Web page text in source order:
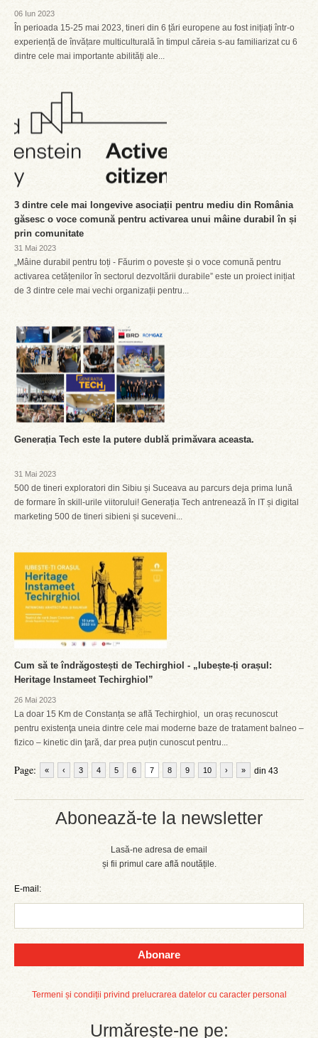
Abonează-te la newsletter
Lasă-ne adresa de email
și fii primul care află noutățile.
E-mail:
Abonare
Termeni și condiții privind prelucrarea datelor cu caracter personal
Urmărește-ne pe:
06 Iun 2023
În perioada 15-25 mai 2023, tineri din 6 țări europene au fost inițiați într-o
experiență de învățare multiculturală în timpul căreia s-au familiarizat cu 6
dintre cele mai importante abilități ale...
3 dintre cele mai longevive asociații pentru mediu din România
găsesc o voce comună pentru activarea unui mâine durabil în și
prin comunitate
31 Mai 2023
„Mâine durabil pentru toți - Făurim o poveste și o voce comună pentru
activarea cetățenilor în sectorul dezvoltării durabile” este un proiect inițiat
de 3 dintre cele mai vechi organizații pentru...
Generația Tech este la putere dublă primăvara aceasta.
31 Mai 2023
500 de tineri exploratori din Sibiu și Suceava au parcurs deja prima lună
de formare în skill-urile viitorului! Generația Tech antrenează în IT și digital
marketing 500 de tineri sibieni și suceveni...
Cum să te îndrăgostești de Techirghiol - „Iubește-ți orașul:
Heritage Instameet Techirghiol”
26 Mai 2023
La doar 15 Km de Constanța se află Techirghiol, un oraș recunoscut
pentru existenţa uneia dintre cele mai moderne baze de tratament balneo –
fizico – kinetic din ţară, dar prea puțin cunoscut pentru...
Page: « ‹ 3 4 5 6 7 8 9 10 din 43
› »